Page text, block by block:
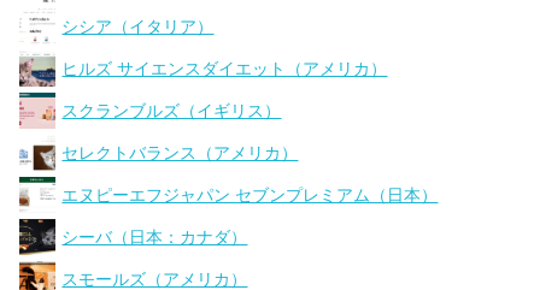
シシア（イタリア）
ヒルズ サイエンスダイエット（アメリカ）
スクランブルズ（イギリス）
セレクトバランス（アメリカ）
エヌピーエフジャパン セブンプレミアム（日本）
シーバ（日本：カナダ）
スモールズ（アメリカ）